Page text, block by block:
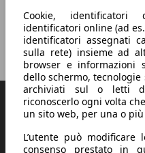
Cookie,
identificatori online (ad
identificatori assegnati
sulla rete) insieme ad
browser e informazioni
dello schermo, tecnologie
archiviati sul o letti
riconoscerlo ogni volta
un sito web, per una o
L’utente può
consenso prestato in